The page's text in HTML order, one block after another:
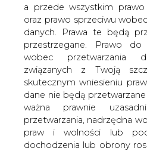
a przede wszystkim
oraz prawo sprzeciwu
danych. Prawa te będą
przestrzegane. Prawo do
wobec przetwarzania
związanych z Twoją
skutecznym wniesieniu
dane nie będą
ważna prawnie
przetwarzania, nadrzędna
praw i wolności lub
dochodzenia lub obrony
IEA podnosi
energii wiatrowej i
kolejne 25 proc.